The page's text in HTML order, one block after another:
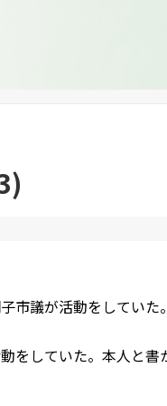
市議が活動をしてい
をしていた。本人と書